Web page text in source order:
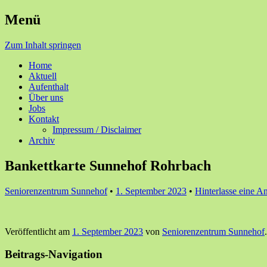
Menü
Zum Inhalt springen
Home
Aktuell
Aufenthalt
Über uns
Jobs
Kontakt
Impressum / Disclaimer
Archiv
Bankettkarte Sunnehof Rohrbach
Seniorenzentrum Sunnehof • 1. September 2023 • Hinterlasse eine
Veröffentlicht am 1. September 2023 von Seniorenzentrum Sunnehof.
Beitrags-Navigation